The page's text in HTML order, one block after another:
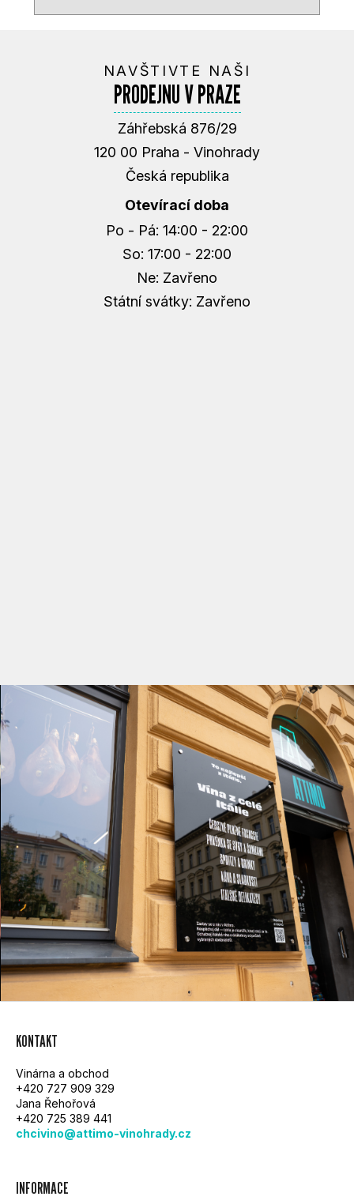
NAVŠTIVTE NAŠI
PRODEJNU V PRAZE
Záhřebská 876/29
120 00 Praha - Vinohrady
Česká republika
Otevírací doba
Po - Pá: 14:00 - 22:00
So: 17:00 - 22:00
Ne: Zavřeno
Státní svátky: Zavřeno
KONTAKT
Vinárna a obchod
+420 727 909 329
Jana Řehořová
+420 725 389 441
chcivino@attimo-vinohrady.cz
INFORMACE